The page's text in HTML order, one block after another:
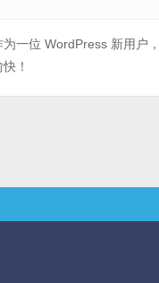
为一位 WordPress 新用户
！